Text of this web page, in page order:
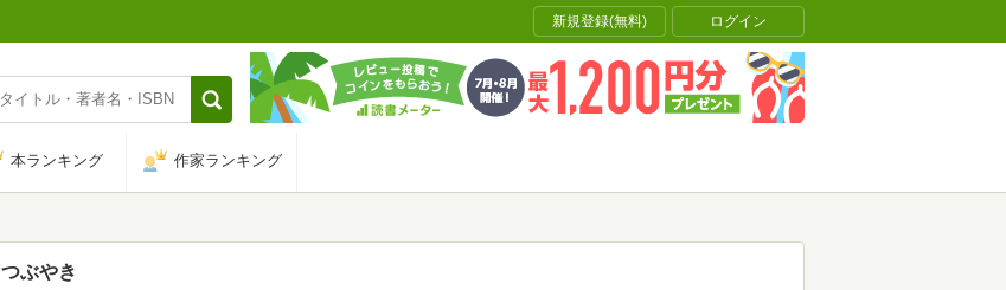
新規登録(無料) ログイン
本ランキング 作家ランキング
つぶやき